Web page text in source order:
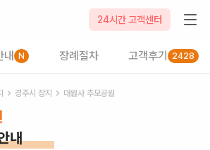
24시간 고객센터
내 N 장례절차 고객후기 2428
경주시 장지 대원사 추모공원
내